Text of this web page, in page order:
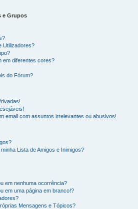
e Grupos
Utilizadores?
em diferentes cores?
do Fórum?
email com assuntos irrelevantes ou abusivos!
Lista de Amigos e Inimigos?
em nenhuma ocorrência?
em uma página em branco!?
Mensagens e Tópicos?